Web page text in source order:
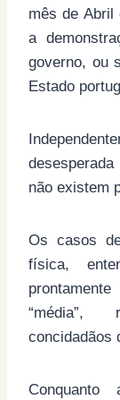
mês de Abril
a
governo, ou
Estado
não existem
Os casos
física,
“média”,
concidadãos